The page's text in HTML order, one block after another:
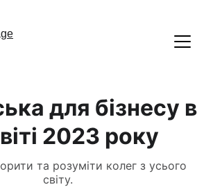
для бізнесу в
2023 року
та розуміти колег з усього
світу.